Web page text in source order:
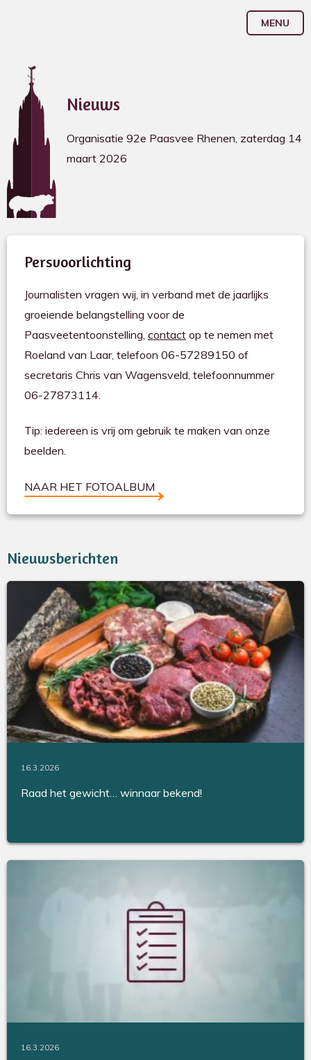
MENU
Nieuws
Organisatie 92e Paasvee Rhenen, zaterdag 14
maart 2026
Persvoorlichting
Journalisten vragen wij, in verband met de jaarlijks
groeiende belangstelling voor de
Paasveetentoonstelling, contact op te nemen met
Roeland van Laar, telefoon 06-57289150 of
secretaris Chris van Wagensveld, telefoonnummer
06-27873114.
Tip: iedereen is vrij om gebruik te maken van onze
beelden.
NAAR HET FOTOALBUM
Nieuwsberichten
16.3.2026
Raad het gewicht… winnaar bekend!
16.3.2026